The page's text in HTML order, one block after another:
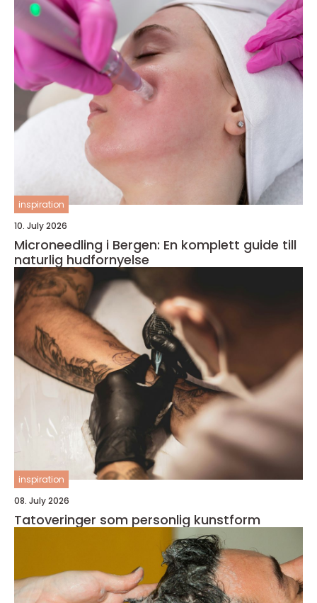
inspiration
10. July 2026
Microneedling i Bergen: En komplett guide till
naturlig hudfornyelse
inspiration
08. July 2026
Tatoveringer som personlig kunstform